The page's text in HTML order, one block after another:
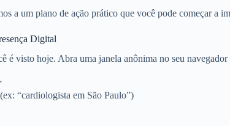
a um plano de ação prático que você pode começar a
Digital
é visto hoje. Abra uma janela anônima no seu navegador
“cardiologista em São Paulo”)